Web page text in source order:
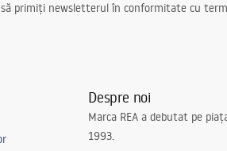
primiți newsletterul în conformitate cu
Despre noi
Marca REA a debutat pe
1993.